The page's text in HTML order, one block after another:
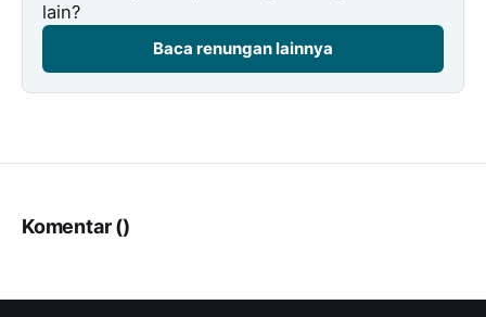
lain?
Baca renungan lainnya
Komentar ()